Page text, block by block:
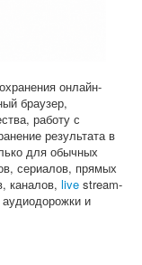
онлайн-
браузер,
работу с
результата в
для обычных
сериалов, прямых
каналов, live stream-
и